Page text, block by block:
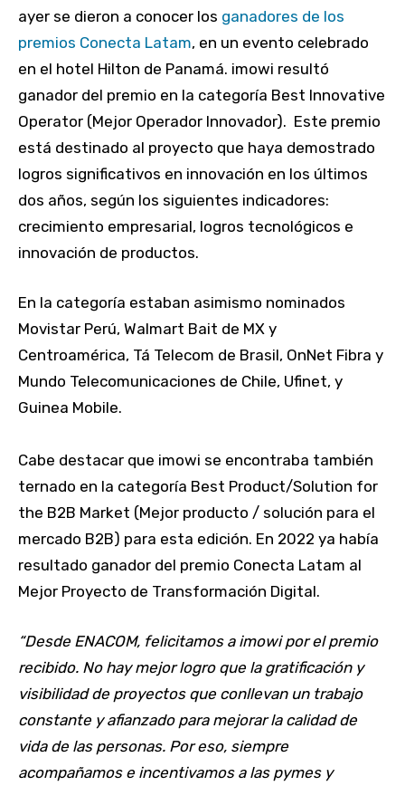
ayer se dieron a conocer los ganadores de los
premios Conecta Latam, en un evento celebrado
en el hotel Hilton de Panamá. imowi resultó
ganador del premio en la categoría Best Innovative
Operator (Mejor Operador Innovador). Este premio
está destinado al proyecto que haya demostrado
logros significativos en innovación en los últimos
dos años, según los siguientes indicadores:
crecimiento empresarial, logros tecnológicos e
innovación de productos.
En la categoría estaban asimismo nominados
Movistar Perú, Walmart Bait de MX y
Centroamérica, Tá Telecom de Brasil, OnNet Fibra y
Mundo Telecomunicaciones de Chile, Ufinet, y
Guinea Mobile.
Cabe destacar que imowi se encontraba también
ternado en la categoría Best Product/Solution for
the B2B Market (Mejor producto / solución para el
mercado B2B) para esta edición. En 2022 ya había
resultado ganador del premio Conecta Latam al
Mejor Proyecto de Transformación Digital.
“Desde ENACOM, felicitamos a imowi por el premio
recibido. No hay mejor logro que la gratificación y
visibilidad de proyectos que conllevan un trabajo
constante y afianzado para mejorar la calidad de
vida de las personas. Por eso, siempre
acompañamos e incentivamos a las pymes y